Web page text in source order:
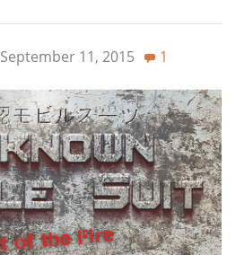
September 11, 2015 1